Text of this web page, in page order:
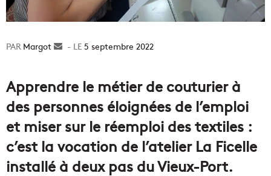
Margot
Envoyer5 septembre 2022
Apprendre le métier de couturier à
des personnes éloignées de l’emploi
et miser sur le réemploi des textiles :
c’est la vocation de l’atelier La Ficelle
installé à deux pas du Vieux-Port.